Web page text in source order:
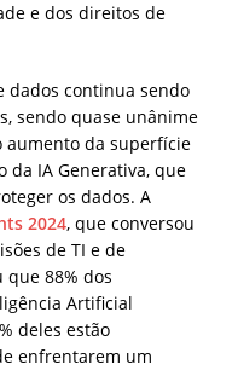
e dos direitos de
dados continua sendo
sendo quase unânime
aumento da superfície
da IA Generativa, que
os dados. A
2024, que conversou
de TI e de
88% dos
Artificial
deles estão
enfrentarem um